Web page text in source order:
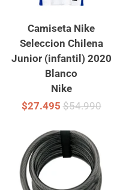
Camiseta Nike
Seleccion Chilena
Junior (infantil) 2020
Blanco
Nike
$27.495$54.990